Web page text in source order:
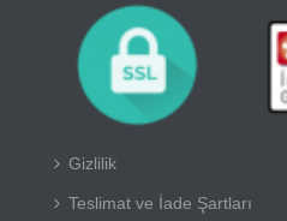
Gizlilik
Teslimat ve İade Şartları